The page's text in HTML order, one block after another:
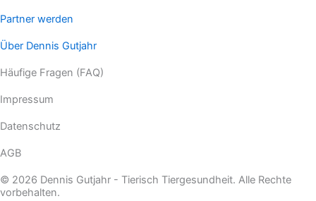
Partner werden
Über Dennis Gutjahr
Häufige Fragen (FAQ)
Impressum
Datenschutz
AGB
© 2026 Dennis Gutjahr - Tierisch Tiergesundheit. Alle Rechte
vorbehalten.